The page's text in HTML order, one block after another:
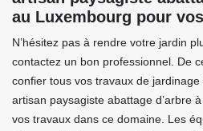
au Luxembourg pour
N’hésitez pas à rendre votre jardin
contactez un bon professionnel. De
confier tous vos travaux de
artisan paysagiste abattage d’arbre
vos travaux dans ce domaine. Les